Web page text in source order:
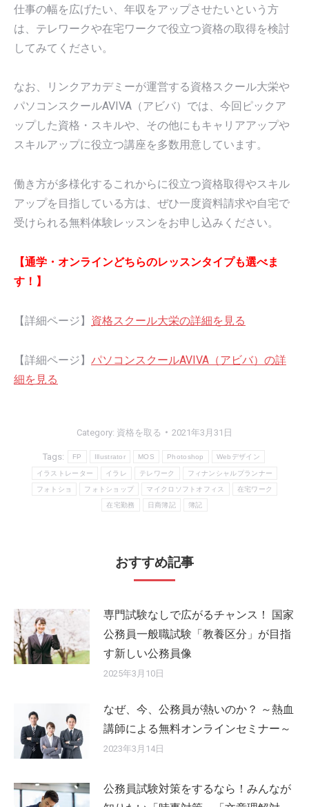
仕事の幅を広げたい、年収をアップさせたいという方
は、テレワークや在宅ワークで役立つ資格の取得を検討
してみてください。
なお、リンクアカデミーが運営する資格スクール大栄や
パソコンスクールAVIVA（アビバ）では、今回ピックア
ップした資格・スキルや、その他にもキャリアアップや
スキルアップに役立つ講座を多数用意しています。
働き方が多様化するこれからに役立つ資格取得やスキル
アップを目指している方は、ぜひ一度資料請求や自宅で
受けられる無料体験レッスンをお申し込みください。
【通学・オンラインどちらのレッスンタイプも選べま
す！】
【詳細ページ】 資格スクール大栄の詳細を見る
【詳細ページ】 パソコンスクールAVIVA（アビバ）の詳
細を見る
Category: 資格を取る 2021年3月31日
Tags: FP Illustrator MOS Photoshop Webデザイン
イラストレーター イラレ テレワーク フィナンシャルプランナー
フォトショ フォトショップ マイクロソフトオフィス 在宅ワーク
在宅勤務 日商簿記 簿記
おすすめ記事
専門試験なしで広がるチャンス！ 国家
公務員一般職試験「教養区分」が目指
す新しい公務員像
2025年3月10日
なぜ、今、公務員が熱いのか？ ～熱血
講師による無料オンラインセミナー～
2023年3月14日
公務員試験対策をするなら！みんなが